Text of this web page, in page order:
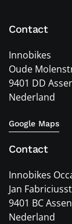
Contact
Innobikes
Oude
9401 DD
Nederland
Google Maps
Contact
Innobikes
Jan
9401 BC Assen
Nederland